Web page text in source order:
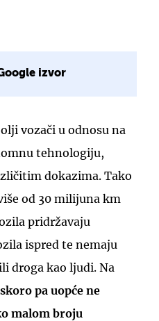
izvor
vozači u odnosu na
tehnologiju,
dokazima. Tako
od 30 milijuna km
pridržavaju
ispred te nemaju
droga kao ljudi. Na
skoro pa uopće ne
malom broju